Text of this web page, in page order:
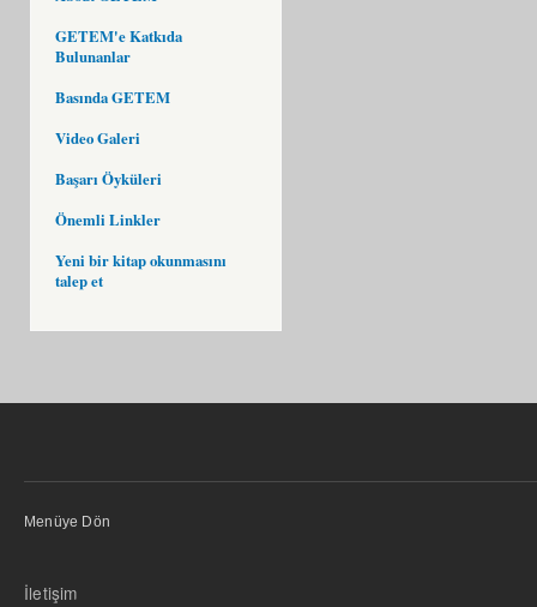
GETEM'e Katkıda
Bulunanlar
Basında GETEM
Video Galeri
Başarı Öyküleri
Önemli Linkler
Yeni bir kitap okunmasını
talep et
Menüye Dön
İletişim